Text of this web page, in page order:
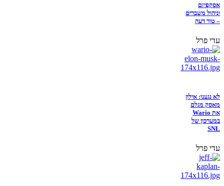
אסקפיזם
וניהול משברים
– טור דעה
עדי פרל
לא נגענו: אילון
מאסק מגלם
את Wario
במערכון של
SNL
עדי פרל